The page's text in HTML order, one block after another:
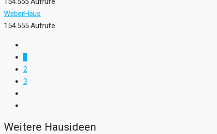
WeberHaus
154.555 Aufrufe
2
3
Weitere Hausideen